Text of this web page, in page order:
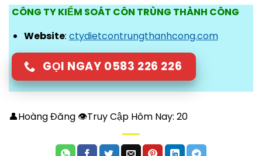
CÔNG TY KIỂM SOÁT CÔN TRÙNG THÀNH CÔNG
Website: ctydietcontrungthanhcong.com
GỌI NGAY 0583 226 226
👤Hoàng Đăng 👁Truy Cập Hôm Nay: 20